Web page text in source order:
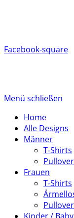
Facebook-square
Menü schließen
Home
Alle Designs
Männer
T-Shirts
Frauen
T-Shirts